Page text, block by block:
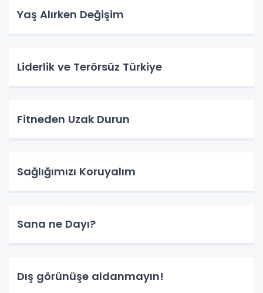
Yaş Alırken Değişim
Liderlik ve Terörsüz Türkiye
Fitneden Uzak Durun
Sağlığımızı Koruyalım
Sana ne Dayı?
Dış görünüşe aldanmayın!